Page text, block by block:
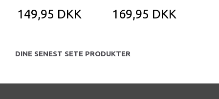
149,95 DKK 169,95 DKK
DINE SENEST SETE PRODUKTER